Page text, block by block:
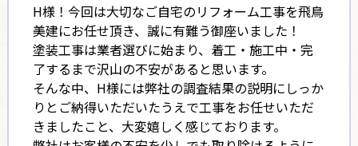
H様！今回は大切なご自宅のリフォーム工事を飛鳥
美建にお任せ頂き、誠に有難う御座いました！
塗装工事は業者選びに始まり、着工・施工中・完
了するまで沢山の不安があると思います。
そんな中、H様には弊社の調査結果の説明にしっか
りとご納得いただいたうえで工事をお任せいただ
きましたこと、大変嬉しく感じております。